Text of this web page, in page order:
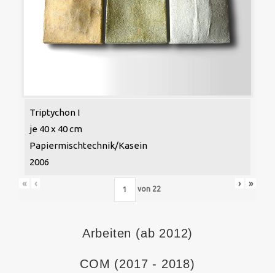
Triptychon I
je 40 x 40 cm
Papiermischtechnik/Kasein
2006
« ‹
von 22
› »
Arbeiten (ab 2012)
COM (2017 - 2018)